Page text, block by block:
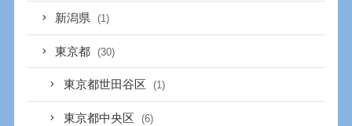
新潟県 (1)
東京都 (30)
東京都世田谷区 (1)
東京都中央区 (6)